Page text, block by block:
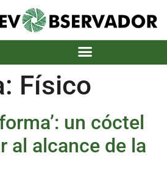
Físico
un cóctel
al alcance de la